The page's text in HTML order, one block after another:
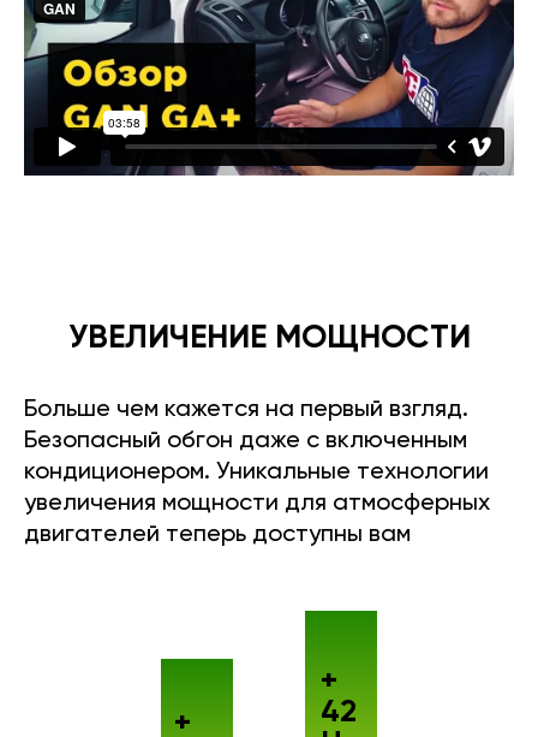
УВЕЛИЧЕНИЕ МОЩНОСТИ
Больше чем кажется на первый взгляд.
Безопасный обгон даже с включенным
кондиционером. Уникальные технологии
увеличения мощности для атмосферных
двигателей теперь доступны вам
+
+
42